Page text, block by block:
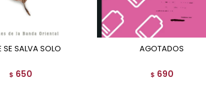
SE SALVA SOLO
$ 650
AGOTADOS
$ 690